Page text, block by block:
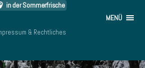
in der Sommerfrische
MENÜ
& Rechtliches